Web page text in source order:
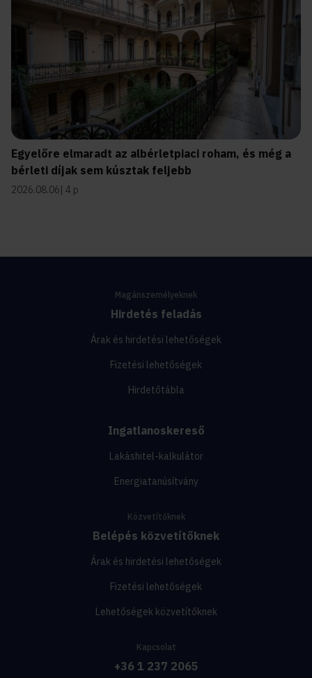
Egyelőre elmaradt az albérletpiaci roham, és még a
bérleti díjak sem kúsztak feljebb
2026.08.06 4 p
Magánszemélyeknek
Hirdetés feladás
Árak és hirdetési lehetőségek
Fizetési lehetőségek
Hirdetőtábla
Ingatlanoskereső
Lakáshitel-kalkulátor
Energiatanúsítvány
Közvetítőknek
Belépés közvetítőknek
Árak és hirdetési lehetőségek
Fizetési lehetőségek
Lehetőségek közvetítőknek
Kapcsolat
+36 1 237 2065